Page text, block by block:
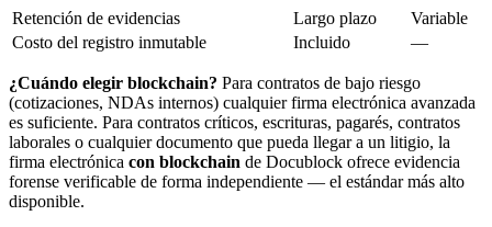
Retención de evidencias
Largo plazo
Variable
Costo del registro inmutable
Incluido —
¿Cuándo elegir blockchain? Para contratos de bajo riesgo
(cotizaciones, NDAs internos) cualquier firma electrónica avanzada
es suficiente. Para contratos críticos, escrituras, pagarés, contratos
laborales o cualquier documento que pueda llegar a un litigio, la
firma electrónica con blockchain de Docublock ofrece evidencia
forense verificable de forma independiente — el estándar más alto
disponible.